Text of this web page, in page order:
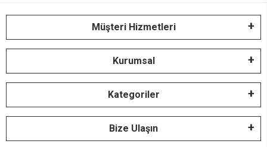
Müşteri Hizmetleri
Kurumsal
Kategoriler
Bize Ulaşın